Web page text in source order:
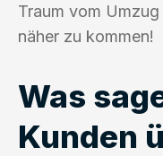
Traum vom
näher zu kommen!
Was
Kunden